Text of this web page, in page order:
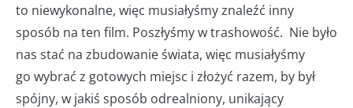
to niewykonalne, więc musiałyśmy znaleźć inny
sposób na ten film. Poszłyśmy w trashowość. Nie było
nas stać na zbudowanie świata, więc musiałyśmy
go wybrać z gotowych miejsc i złożyć razem, by był
spójny, w jakiś sposób odrealniony, unikający